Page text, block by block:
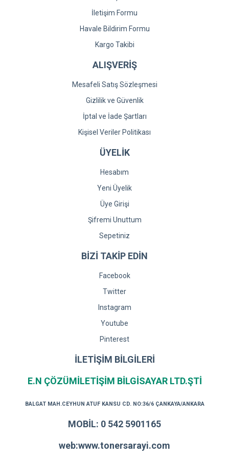
İletişim Formu
Havale Bildirim Formu
Kargo Takibi
ALIŞVERİŞ
Mesafeli Satış Sözleşmesi
Gizlilik ve Güvenlik
İptal ve İade Şartları
Kişisel Veriler Politikası
ÜYELİK
Hesabım
Yeni Üyelik
Üye Girişi
Şifremi Unuttum
Sepetiniz
BİZİ TAKİP EDİN
Facebook
Twitter
Instagram
Youtube
Pinterest
İLETİŞİM BİLGİLERİ
E.N ÇÖZÜMİLETİŞİM BİLGİSAYAR LTD.ŞTİ
BALGAT MAH.CEYHUN ATUF KANSU CD. NO:36/6 ÇANKAYA/ANKARA
MOBİL: 0 542 5901165
web:www.tonersarayi.com